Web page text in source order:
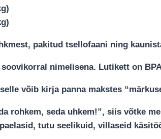
pakitud tsellofaani ning
nimelisena. Lutikett on
võib kirja panna makstes
rohkem, seda uhkem!”, siis võtke
tutu seelikuid, villaseid